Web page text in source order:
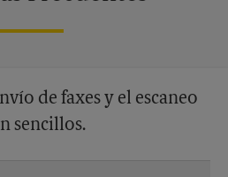
de faxes y el escaneo
sencillos.